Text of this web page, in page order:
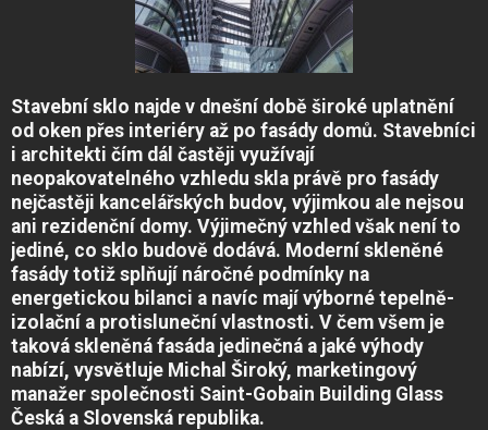
Stavební sklo najde v dnešní době široké uplatnění
od oken přes interiéry až po fasády domů. Stavebníci
i architekti čím dál častěji využívají
neopakovatelného vzhledu skla právě pro fasády
nejčastěji kancelářských budov, výjimkou ale nejsou
ani rezidenční domy. Výjimečný vzhled však není to
jediné, co sklo budově dodává. Moderní skleněné
fasády totiž splňují náročné podmínky na
energetickou bilanci a navíc mají výborné tepelně-
izolační a protisluneční vlastnosti. V čem všem je
taková skleněná fasáda jedinečná a jaké výhody
nabízí, vysvětluje Michal Široký, marketingový
manažer společnosti Saint-Gobain Building Glass
Česká a Slovenská republika.